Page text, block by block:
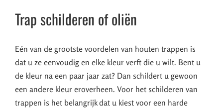
Trap schilderen of oliën
Eén van de grootste voordelen van houten trappen is
dat u ze eenvoudig en elke kleur verft die u wilt. Bent u
de kleur na een paar jaar zat? Dan schildert u gewoon
een andere kleur eroverheen. Voor het schilderen van
trappen is het belangrijk dat u kiest voor een harde